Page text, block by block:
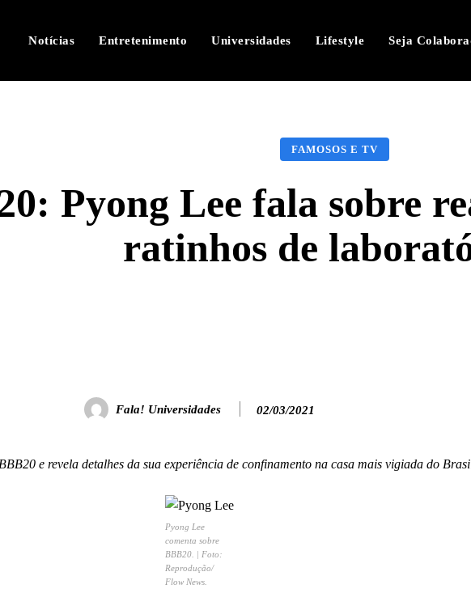
Notícias Entretenimento Universidades Lifestyle Seja
FAMOSOS E TV
Pyong Lee fala sobre
ratinhos de
Fala! Universidades 02/03/2021
e revela detalhes da sua experiência de confinamento na casa mais vigiada do
Pyong Lee
comenta sobre
BBB20. | Foto:
Reprodução/
Flow News.